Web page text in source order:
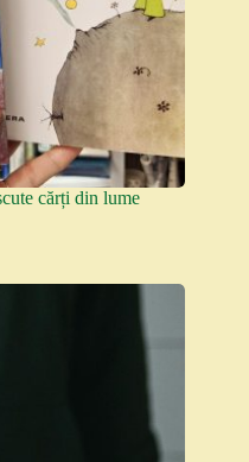
cărți din lume